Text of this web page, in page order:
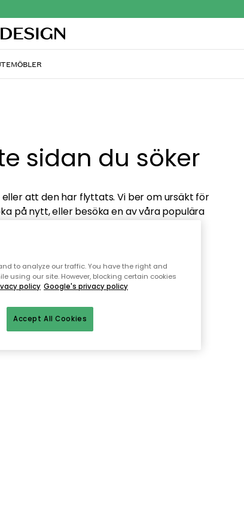
sidan du söker
att den har flyttats. Vi ber om ursäkt för
på nytt, eller besöka en av våra populära
to analyze our traffic. You have the right and
using our site. However, blocking certain cookies
policy Google's privacy policy
Accept All Cookies